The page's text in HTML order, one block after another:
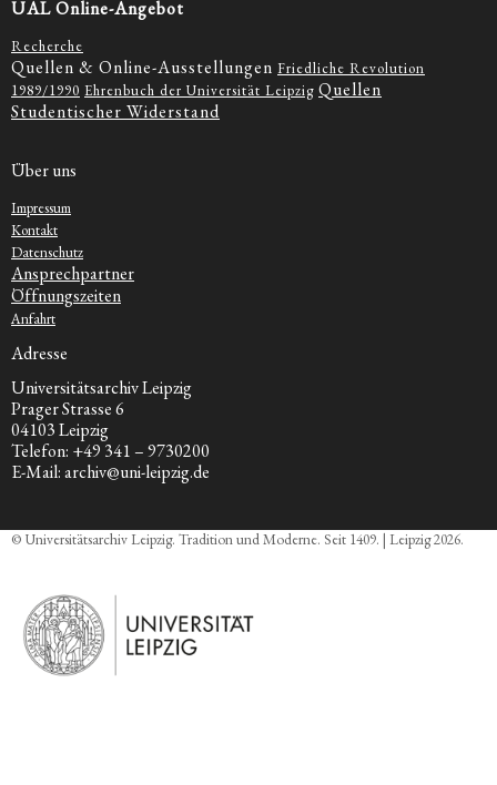
UAL Online-Angebot
Recherche
Quellen & Online-Ausstellungen Friedliche Revolution
1989/1990 Ehrenbuch der Universität Leipzig Quellen
Studentischer Widerstand
Über uns
Impressum
Kontakt
Datenschutz
Ansprechpartner
Öffnungszeiten
Anfahrt
Adresse
Universitätsarchiv Leipzig
Prager Strasse 6
04103 Leipzig
Telefon: +49 341 – 9730200
E-Mail: archiv@uni-leipzig.de
© Universitätsarchiv Leipzig. Tradition und Moderne. Seit 1409. | Leipzig 2026.